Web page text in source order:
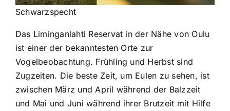
Schwarzspecht
Das Liminganlahti Reservat in der Nähe von Oulu
ist einer der bekanntesten Orte zur
Vogelbeobachtung. Frühling und Herbst sind
Zugzeiten. Die beste Zeit, um Eulen zu sehen, ist
zwischen März und April während der Balzzeit
und Mai und Juni während ihrer Brutzeit mit Hilfe